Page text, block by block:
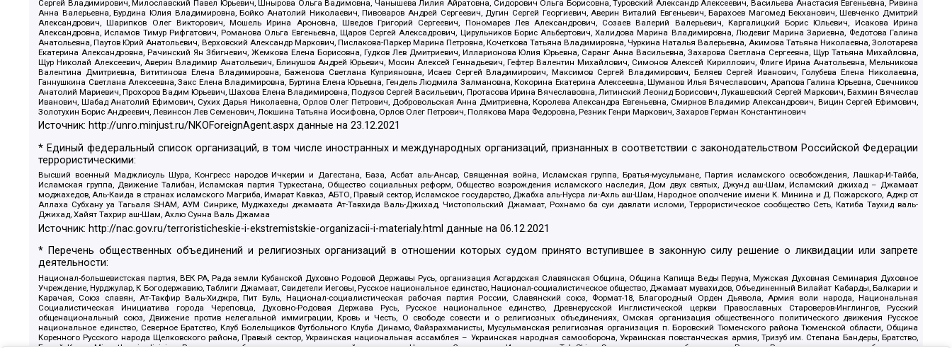
Сергей Владимирович, Милославский Павел Юрьевич, Шнырова Ольга Вадимовна, Чанышева Лилия Айратовна, Сидорович Ольга Борисовна, Туровский Александр Алексеевич, Васильева Анастасия Евгеньевна, Ривина
Анна Валерьевна, Бурдина Юлия Владимировна, Бойко Анатолий Николаевич, Пивоваров Андрей Сергеевич, Дугин Сергей Георгиевич, Аверин Виталий Евгеньевич, Барахоев Магомед Бекханович, Шевченко Дмитрий
Александрович, Шарипков Олег Викторович, Мошель Ирина Ароновна, Шведов Григорий Сергеевич, Пономарев Лев Александрович, Созаев Валерий Валерьевич, Каргалицкий Борис Юльевич, Исакова Ирина
Александровна, Исламов Тимур Рифгатович, Романова Ольга Евгеньевна, Щаров Сергей Алексадрович, Цирульников Борис Альбертович, Халидова Марина Владимировна, Людевиг Марина Зариевна, Федотова Галина
Анатольевна, Паутов Юрий Анатольевич, Верховский Александр Маркович, Пислакова-Паркер Марина Петровна, Кочеткова Татьяна Владимировна, Чуркина Наталья Валерьевна, Акимова Татьяна Николаевна, Золотарева
Екатерина Александровна, Рачинский Ян Збигневич, Жемкова Елена Борисовна, Гудков Лев Дмитриевич, Илларионова Юлия Юрьевна, Саранг Анна Васильевна, Захарова Светлана Сергеевна, Щур Татьяна Михайловна,
Щур Николай Алексеевич, Аверин Владимир Анатольевич, Блинушов Андрей Юрьевич, Мосин Алексей Геннадьевич, Гефтер Валентин Михайлович, Симонов Алексей Кириллович, Флиге Ирина Анатольевна, Мельникова
Валентина Дмитриевна, Вититинова Елена Владимировна, Баженова Светлана Куприяновна, Исаев Сергей Владимирович, Максимов Сергей Владимирович, Беляев Сергей Иванович, Голубева Елена Николаевна,
Ганнушкина Светлана Алексеевна, Закс Елена Владимировна, Буртина Елена Юрьевна, Гендель Людмила Залмановна, Кокорина Екатерина Алексеевна, Шуманов Илья Вячеславович, Арапова Галина Юрьевна, Свечников
Анатолий Мариевич, Прохоров Вадим Юрьевич, Шахова Елена Владимировна, Подузов Сергей Васильевич, Протасова Ирина Вячеславовна, Литинский Леонид Борисович, Лукашевский Сергей Маркович, Бахмин Вячеслав
Иванович, Шабад Анатолий Ефимович, Сухих Дарья Николаевна, Орлов Олег Петрович, Добровольская Анна Дмитриевна, Королева Александра Евгеньевна, Смирнов Владимир Александрович, Вицин Сергей Ефимович,
Золотухин Борис Андреевич, Левинсон Лев Семенович, Локшина Татьяна Иосифовна, Орлов Олег Петрович, Полякова Мара Федоровна, Резник Генри Маркович, Захаров Герман Константинович
Источник: http://unro.minjust.ru/NKOForeignAgent.aspx данные на23.12.2021
* Единый федеральный список организаций, в том числе иностранных и международных организаций, признанных в соответствии с законодательством Российской Федерации
террористическими:
Высший военный Маджлисуль Шура, Конгресс народов Ичкерии и Дагестана, База, Асбат аль-Ансар, Священная война, Исламская группа, Братья-мусульмане, Партия исламского освобождения, Лашкар-И-Тайба,
Исламская группа, Движение Талибан, Исламская партия Туркестана, Общество социальных реформ, Общество возрождения исламского наследия, Дом двух святых, Джунд аш-Шам, Исламский джихад – Джамаат
моджахедов, Аль-Каида в странах исламского Магриба, Имарат Кавказ, АБТО, Правый сектор, Исламское государство, Джабха аль-Нусра ли-Ахль аш-Шам, Народное ополчение имени К. Минина и Д. Пожарского, Аджр от
Аллаха Субхану уа Тагьаля SHAM, АУМ Синрике, Муджахеды джамаата Ат-Тавхида Валь-Джихад, Чистопольский Джамаат, Рохнамо ба суи давлати исломи, Террористическое сообщество Сеть, Катиба Таухид валь-
Джихад, Хайят Тахрир аш-Шам, Ахлю Сунна Валь Джамаа
Источник: http://nac.gov.ru/terroristicheskie-i-ekstremistskie-organizacii-i-materialy.html данные на06.12.2021
* Перечень общественных объединений и религиозных организаций в отношении которых судом принято вступившее в законную силу решение о ликвидации или запрете
деятельности:
Национал-большевистская партия, ВЕК РА, Рада земли Кубанской Духовно Родовой Державы Русь, организация Асгардская Славянская Община, Община Капища Веды Перуна, Мужская Духовная Семинария Духовное
Учреждение, Нурджулар, К Богодержавию, Таблиги Джамаат, Свидетели Иеговы, Русское национальное единство, Национал-социалистическое общество, Джамаат мувахидов, Объединенный Вилайат Кабарды, Балкарии и
Карачая, Союз славян, Ат-Такфир Валь-Хиджра, Пит Буль, Национал-социалистическая рабочая партия России, Славянский союз, Формат-18, Благородный Орден Дьявола, Армия воли народа, Национальная
Социалистическая Инициатива города Череповца, Духовно-Родовая Держава Русь, Русское национальное единство, Древнерусской Инглистической церкви Православных Староверов-Инглингов, Русский
общенациональный союз, Движение против нелегальной иммиграции, Кровь и Честь, О свободе совести и о религиозных объединениях, Омская организация общественного политического движения Русское
национальное единство, Северное Братство, Клуб Болельщиков Футбольного Клуба Динамо, Файзрахманисты, Мусульманская религиозная организация п. Боровский Тюменского района Тюменской области, Община
Коренного Русского народа Щелковского района, Правый сектор, Украинская национальная ассамблея – Украинская народная самооборона, Украинская повстанческая армия, Тризуб им. Степана Бандеры, Братство,